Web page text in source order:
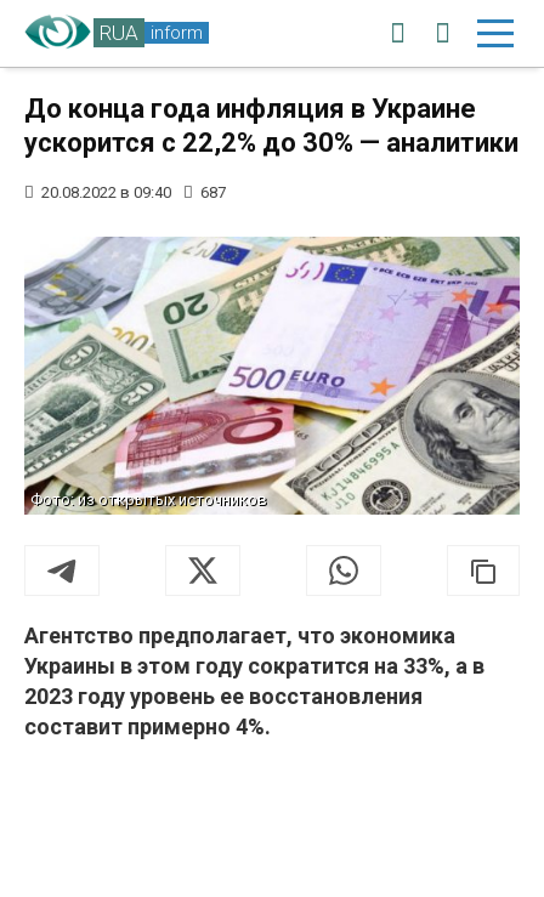
RUA inform
До конца года инфляция в Украине
ускорится с 22,2% до 30% — аналитики
20.08.2022 в 09:40 687
Фото: из открытых источников
Агентство предполагает, что экономика
Украины в этом году сократится на 33%, а в
2023 году уровень ее восстановления
составит примерно 4%.